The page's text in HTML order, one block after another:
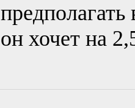
он хочет на